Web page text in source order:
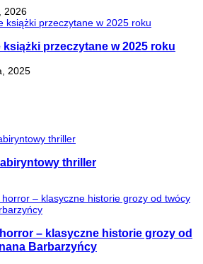
2026
książki przeczytane w 2025 roku
2025
thriller
horror – klasyczne historie grozy od
Barbarzyńcy